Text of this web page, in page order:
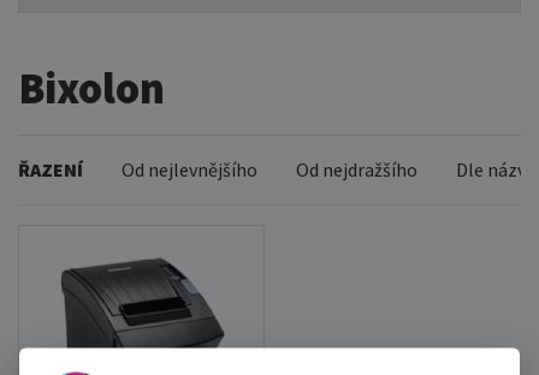
Bixolon
ŘAZENÍ Od nejlevnějšího Od nejdražšího Dle názvu